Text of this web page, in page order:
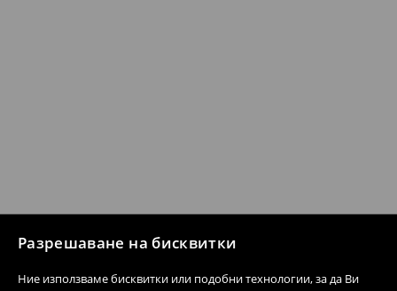
Разрешаване на бисквитки
Ние използваме бисквитки или подобни технологии, за да Ви